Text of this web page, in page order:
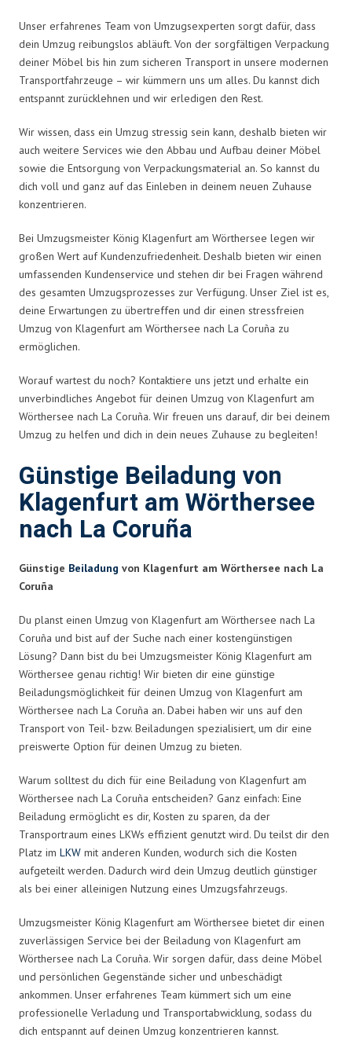
Unser erfahrenes Team von Umzugsexperten sorgt dafür, dass
dein Umzug reibungslos abläuft. Von der sorgfältigen Verpackung
deiner Möbel bis hin zum sicheren Transport in unsere modernen
Transportfahrzeuge – wir kümmern uns um alles. Du kannst dich
entspannt zurücklehnen und wir erledigen den Rest.
Wir wissen, dass ein Umzug stressig sein kann, deshalb bieten wir
auch weitere Services wie den Abbau und Aufbau deiner Möbel
sowie die Entsorgung von Verpackungsmaterial an. So kannst du
dich voll und ganz auf das Einleben in deinem neuen Zuhause
konzentrieren.
Bei Umzugsmeister König Klagenfurt am Wörthersee legen wir
großen Wert auf Kundenzufriedenheit. Deshalb bieten wir einen
umfassenden Kundenservice und stehen dir bei Fragen während
des gesamten Umzugsprozesses zur Verfügung. Unser Ziel ist es,
deine Erwartungen zu übertreffen und dir einen stressfreien
Umzug von Klagenfurt am Wörthersee nach La Coruña zu
ermöglichen.
Worauf wartest du noch? Kontaktiere uns jetzt und erhalte ein
unverbindliches Angebot für deinen Umzug von Klagenfurt am
Wörthersee nach La Coruña. Wir freuen uns darauf, dir bei deinem
Umzug zu helfen und dich in dein neues Zuhause zu begleiten!
Günstige Beiladung von
Klagenfurt am Wörthersee
nach La Coruña
Günstige Beiladung von Klagenfurt am Wörthersee nach La
Coruña
Du planst einen Umzug von Klagenfurt am Wörthersee nach La
Coruña und bist auf der Suche nach einer kostengünstigen
Lösung? Dann bist du bei Umzugsmeister König Klagenfurt am
Wörthersee genau richtig! Wir bieten dir eine günstige
Beiladungsmöglichkeit für deinen Umzug von Klagenfurt am
Wörthersee nach La Coruña an. Dabei haben wir uns auf den
Transport von Teil- bzw. Beiladungen spezialisiert, um dir eine
preiswerte Option für deinen Umzug zu bieten.
Warum solltest du dich für eine Beiladung von Klagenfurt am
Wörthersee nach La Coruña entscheiden? Ganz einfach: Eine
Beiladung ermöglicht es dir, Kosten zu sparen, da der
Transportraum eines LKWs effizient genutzt wird. Du teilst dir den
Platz im LKW mit anderen Kunden, wodurch sich die Kosten
aufgeteilt werden. Dadurch wird dein Umzug deutlich günstiger
als bei einer alleinigen Nutzung eines Umzugsfahrzeugs.
Umzugsmeister König Klagenfurt am Wörthersee bietet dir einen
zuverlässigen Service bei der Beiladung von Klagenfurt am
Wörthersee nach La Coruña. Wir sorgen dafür, dass deine Möbel
und persönlichen Gegenstände sicher und unbeschädigt
ankommen. Unser erfahrenes Team kümmert sich um eine
professionelle Verladung und Transportabwicklung, sodass du
dich entspannt auf deinen Umzug konzentrieren kannst.